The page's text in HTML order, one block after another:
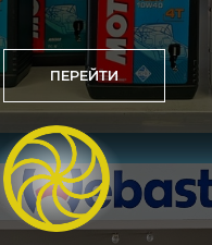
ПЕРЕЙТИ